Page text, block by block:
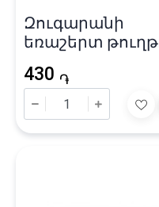
Զուգարանի
եռաշերտ թուղթ
/ 95X120 մմ
430 ֏